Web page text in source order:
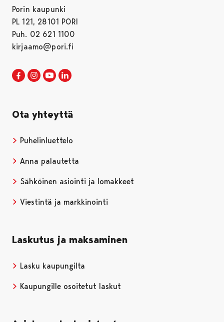
Porin kaupunki
PL 121, 28101 PORI
Puh. 02 621 1100
kirjaamo@pori.fi
Porin kaupunki Facebookissa
Avautuu uudessa välilehdessä
Porin kaupunki Instagramissa
Avautuu uudessa välilehdessä
Porin kaupunki Youtubessa
Avautuu uudessa välilehdessä
Ota yhteyttä
Puhelinluettelo
Anna palautetta
Sähköinen asiointi ja lomakkeet
Viestintä ja markkinointi
Laskutus ja maksaminen
Lasku kaupungilta
Kaupungille osoitetut laskut